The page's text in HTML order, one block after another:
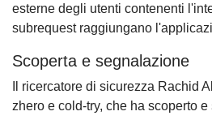
esterne degli utenti contenenti
subrequest raggiungano
Scoperta e segnalazione
Il ricercatore di sicurezza Rachid
zhero e cold-try, che ha scoperto